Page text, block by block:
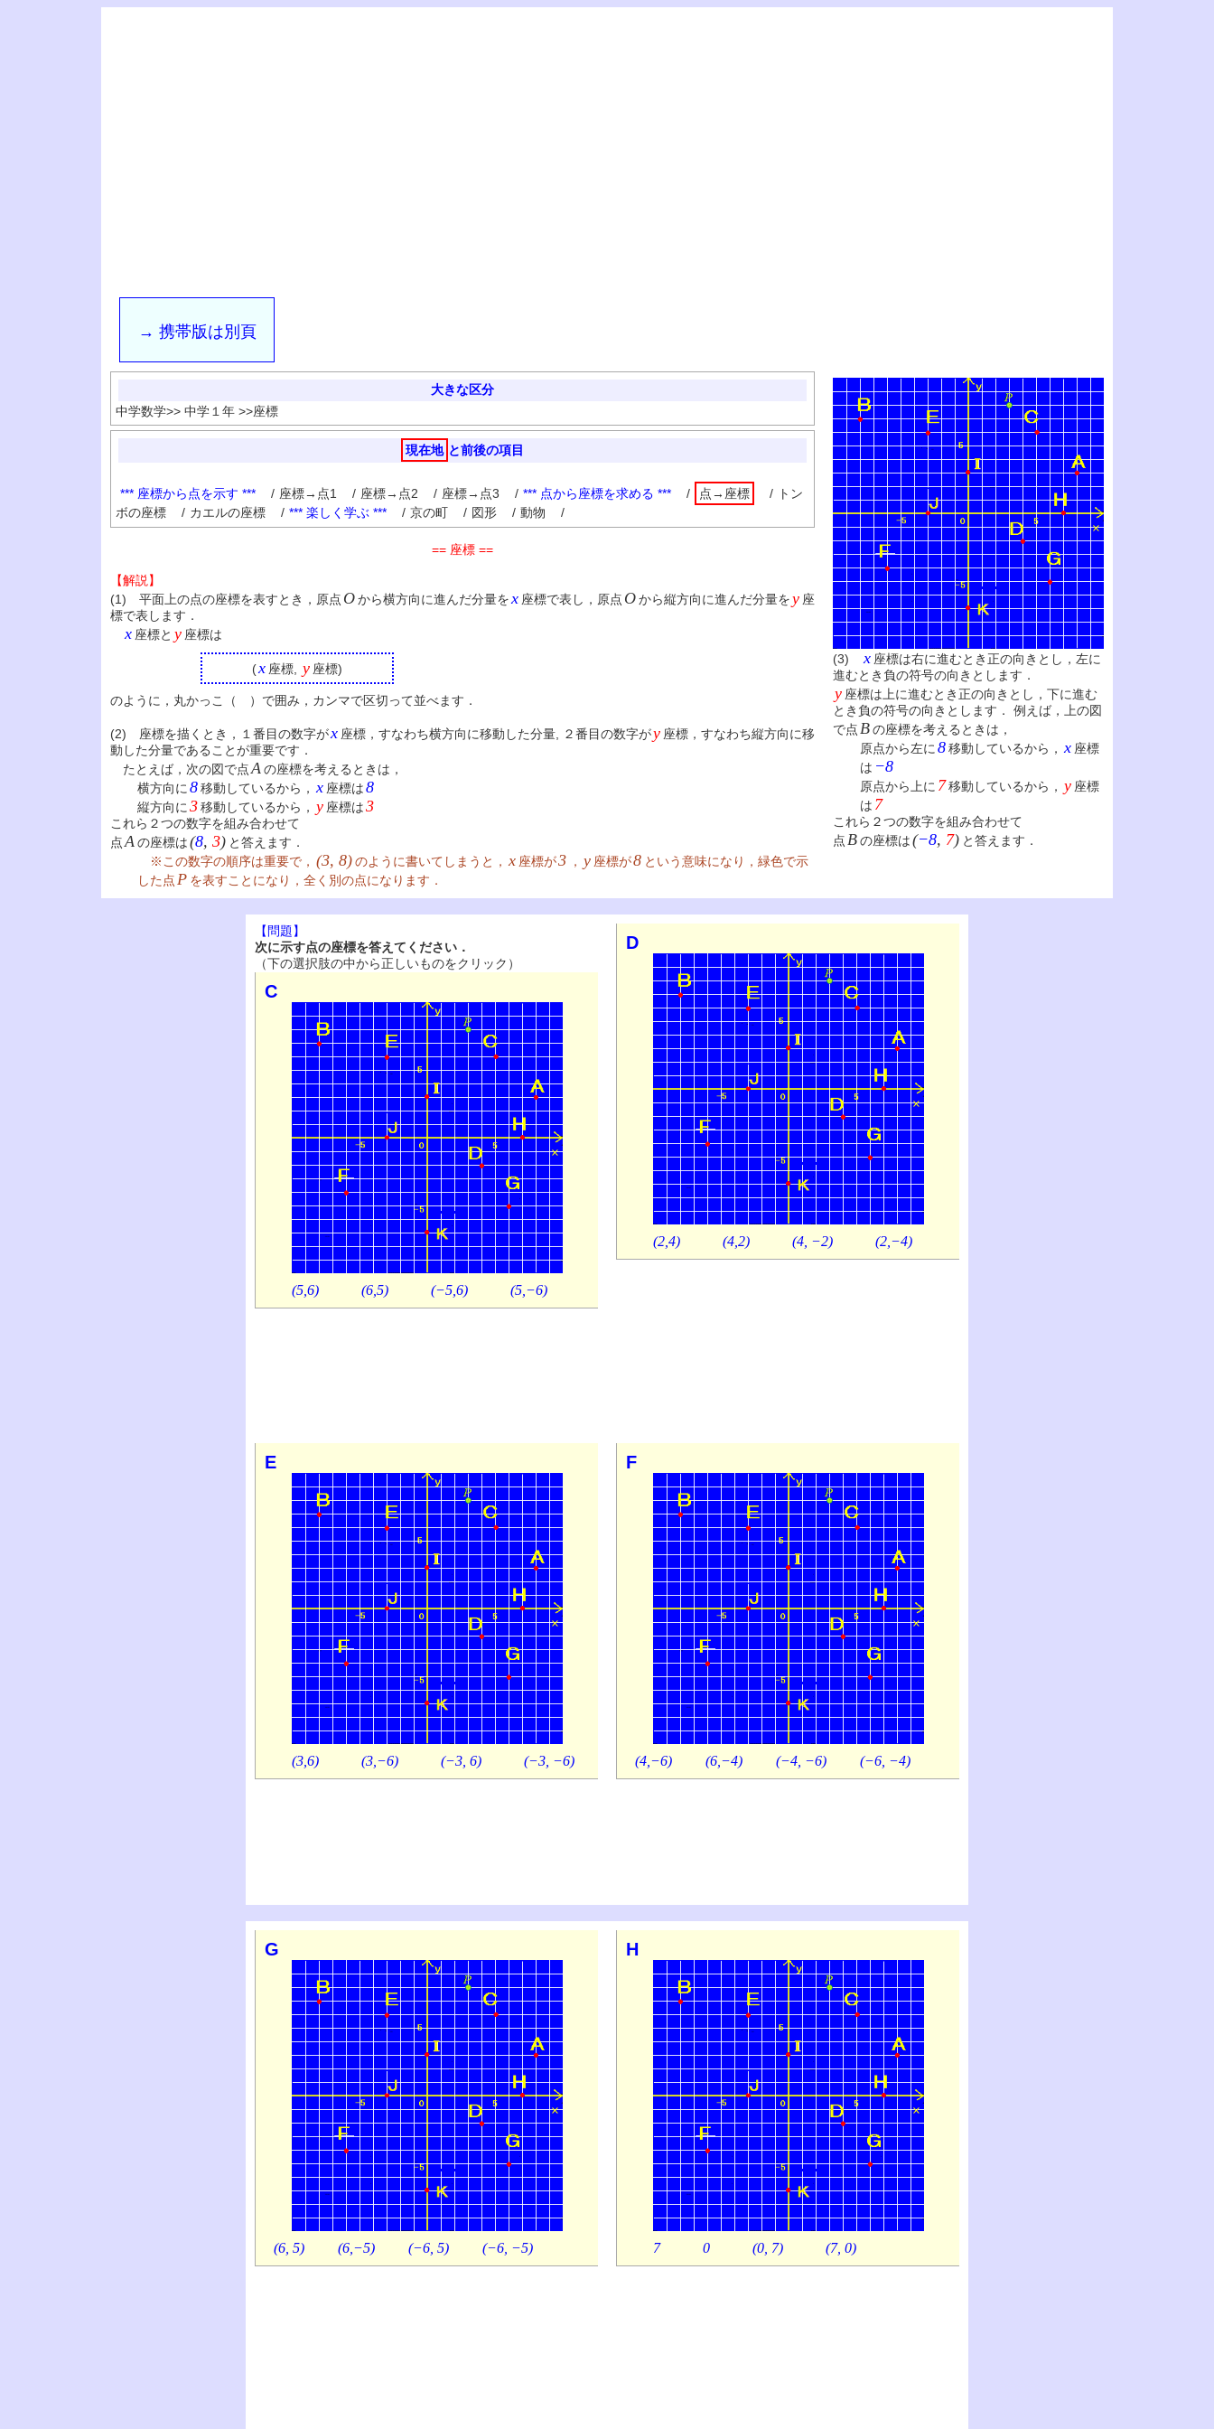
→ 携帯版は別頁
大きな区分
中学数学>> 中学１年 >>座標
現在地 と前後の項目
*** 座標から点を示す *** / 座標→点1 / 座標→点2 / 座標→点3 / *** 点から座標を求める *** / 点→座標 /
トン
ボの座標
/ カエルの座標 / *** 楽しく学ぶ *** / 京の町 / 図形 / 動物 /
== 座標 ==
【解説】
(1) 平面上の点の座標を表すとき，原点 Oから横方向に進んだ分量をx 座標で表し，原点 Oから縦方向に進んだ分量をy 座
標で表します．
x 座標と y 座標は
(x 座標, y 座標)
のように，丸かっこ（ ）で囲み，カンマで区切って並べます．
(2) 座標を描くとき，１番目の数字がx 座標，すなわち横方向に移動した分量, ２番目の数字がy 座標，すなわち縦方向に移
動した分量であることが重要です．
たとえば，次の図で点Aの座標を考えるときは，
横方向に 8移動しているから， x 座標は8
縦方向に 3移動しているから， y 座標は3
これら２つの数字を組み合わせて
点Aの座標は(8, 3) と答えます．
※この数字の順序は重要で， (3, 8)のように書いてしまうと， x 座標が3 ， y 座標が8 という意味になり，緑色で示
した点P を表すことになり，全く別の点になります．
(3) x 座標は右に進むとき正の向きとし，左に
進むとき負の符号の向きとします．
y 座標は上に進むとき正の向きとし，下に進む
とき負の符号の向きとします． 例えば，上の図
で点Bの座標を考えるときは，
原点から左に 8移動しているから， x 座標
は −8
原点から上に 7移動しているから， y 座標
は 7
これら２つの数字を組み合わせて
点Bの座標は(−8, 7) と答えます．
【問題】
次に示す点の座標を答えてください．
（下の選択肢の中から正しいものをクリック）
C
(5,6) (6,5) (−5,6) (5,−6)
D
(2,4) (4,2) (4, −2) (2,−4)
E
(3,6) (3,−6) (−3, 6) (−3, −6)
F
(4,−6) (6,−4) (−4, −6) (−6, −4)
G
(6, 5) (6,−5) (−6, 5) (−6, −5)
H
7 0 (0, 7) (7, 0)